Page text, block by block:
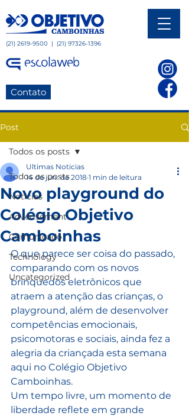
(21) 2619-9500 | (21) 97326-1396
Contato
Post
Todos os posts
Notícias
Adverisement
Comunicado
Technology
Uncategorized
Todos os posts
Novo playground do
Colégio Objetivo
Camboinhas
Ultimas Noticias
14 de jun. de 2018 1 min de leitura
O que parece ser coisa do passado,
comparando com os novos
brinquedos eletrônicos que
atraem a atenção das crianças, o
playground, além de desenvolver
competências emocionais,
psicomotoras e sociais, ainda fez a
alegria da criançada esta semana
aqui no Colégio Objetivo
Camboinhas.
Um tempo livre, um momento de
liberdade reflete em grande